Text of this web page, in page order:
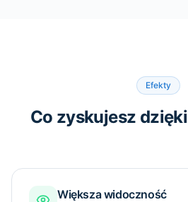
Efekty
Co zyskujesz dzięki
Większa widoczność